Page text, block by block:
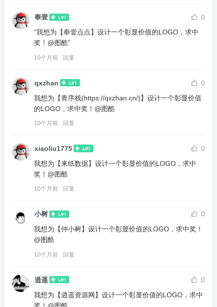
奉壹
0
“我想为【奉壹点点】设计一个彰显价值的LOGO，求中
奖！@图酷”
10个月前 回复
qxzhan
0
我想为【青序栈(https://qxzhan.cn/)】设计一个彰显价值
的LOGO，求中奖！@图酷
10个月前 回复
xiaoliu1775
0
我想为【来纸数据】设计一个彰显价值的LOGO，求中
奖！@图酷
10个月前 回复
小树
0
我想为【仲小树】设计一个彰显价值的LOGO，求中奖！
@图酷
10个月前 回复
逍遥
0
我想为【逍遥资源网】设计一个彰显价值的LOGO，求中
奖！@图酷